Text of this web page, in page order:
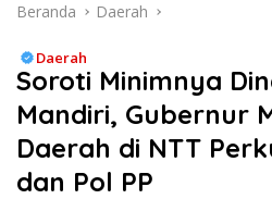
Beranda Daerah
Daerah
Soroti Minimnya
Mandiri, Gubernur
Daerah di NTT
dan Pol PP